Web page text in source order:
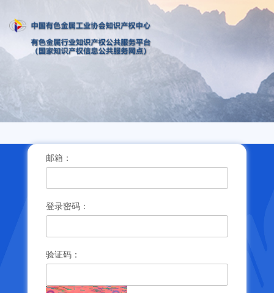
邮箱：
登录密码：
验证码：